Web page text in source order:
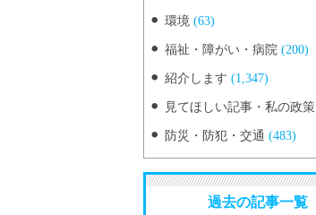
環境 (63)
福祉・障がい・病院 (200)
紹介します (1,347)
見てほしい記事・私の政策
防災・防犯・交通 (483)
過去の記事一覧